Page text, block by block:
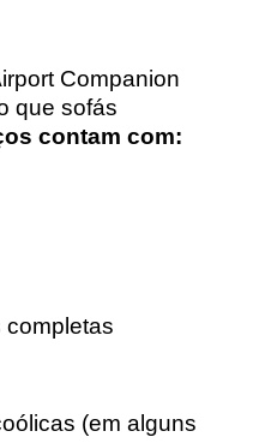
Companion
que sofás
contam com:
completas
(em alguns